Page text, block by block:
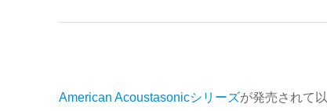
American Acoustasonicシリーズが発売されて